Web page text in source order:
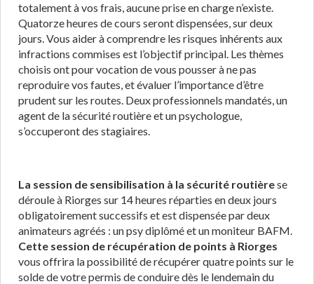
totalement à vos frais, aucune prise en charge n’existe.
Quatorze heures de cours seront dispensées, sur deux
jours. Vous aider à comprendre les risques inhérents aux
infractions commises est l’objectif principal. Les thèmes
choisis ont pour vocation de vous pousser à ne pas
reproduire vos fautes, et évaluer l’importance d’être
prudent sur les routes. Deux professionnels mandatés, un
agent de la sécurité routière et un psychologue,
s’occuperont des stagiaires.
La session de sensibilisation à la sécurité routièrese
déroule à Riorges sur 14 heures réparties en deux jours
obligatoirement successifs et est dispensée par deux
animateurs agréés : un psy diplômé et un moniteur BAFM.
Cette session de récupération de points à Riorges
vous offrira la possibilité de récupérer quatre points sur le
solde de votre permis de conduire dès le lendemain du